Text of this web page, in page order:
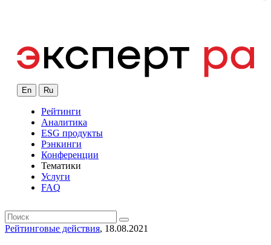
En Ru
Рейтинги
Аналитика
ESG продукты
Рэнкинги
Конференции
Тематики
Услуги
FAQ
Рейтинговые действия, 18.08.2021